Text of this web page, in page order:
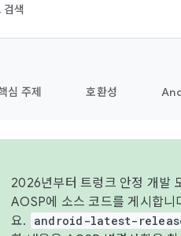
색
심 주제 호환성
2026년부터 트렁크 안정 개발
AOSP에 소스 코드를 게시합
요.
android-latest-